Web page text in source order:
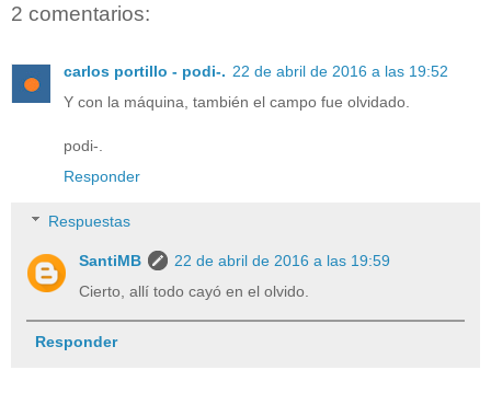
2 comentarios:
carlos portillo - podi-. 22 de abril de 2016 a las 19:52
Y con la máquina, también el campo fue olvidado.
podi-.
Responder
Respuestas
SantiMB
22 de abril de 2016 a las 19:59
Cierto, allí todo cayó en el olvido.
Responder